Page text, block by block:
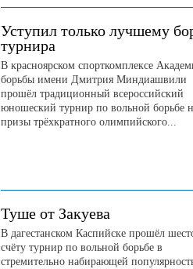
Уступил только лучшему
турнира
В красноярском спорткомплексе
борьбы имени Дмитрия Миндиашвили
прошёл традиционный всероссийский
юношеский турнир по вольной борьбе
призы трёхкратного олимпийского...
Туше от Закуева
В дагестанском Каспийске прошёл
счёту турнир по вольной борьбе в
стремительно набирающей